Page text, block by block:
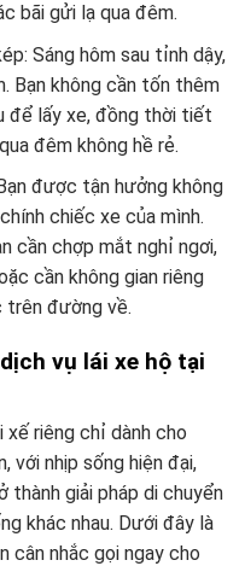
bãi gửi lạ qua đêm.
Sáng hôm sau tỉnh dậy,
Bạn không cần tốn thêm
để lấy xe, đồng thời tiết
đêm không hề rẻ.
được tận hưởng không
chiếc xe của mình.
cần chợp mắt nghỉ ngơi,
cần không gian riêng
đường về.
vụ lái xe hộ tại
riêng chỉ dành cho
với nhịp sống hiện đại,
thành giải pháp di chuyển
khác nhau. Dưới đây là
cân nhắc gọi ngay cho